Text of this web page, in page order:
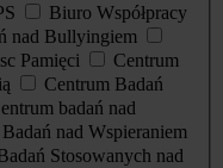
Biuro Współpracy
nad Bullyingiem
Pamięci
Centrum
Centrum Badań
badań nad
nad Wspieraniem
Stosowanych nad